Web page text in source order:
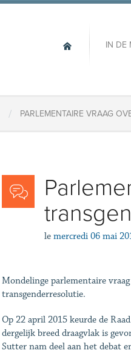
IN DE
/ PARLEMENTAIRE VRAAG
le mercredi 06 mai
Mondelinge parlementaire
transgenderresolutie.
Op 22 april 2015 keurde de
dergelijk breed draagvlak is
Sutter nam deel aan het debat